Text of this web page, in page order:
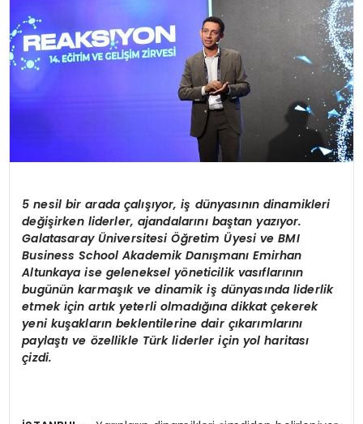
5 nesil bir arada çalışıyor, iş dünyasının dinamikleri
değişirken liderler, ajandalarını baştan yazıyor.
Galatasaray Üniversitesi ÖğretimÜyesi ve BMI
Business School Akademik Danışmanı Emirhan
Altunkaya ise geleneksel yöneticilik vasıflarının
bugünün karmaşık ve dinamik iş dünyasında liderlik
etmek için artık yeterli olmadığına dikkat çekerek
yeni kuşakların beklentilerine dair çıkarımlarını
paylaştıve özellikle Türk liderler için yol haritası
çizdi.